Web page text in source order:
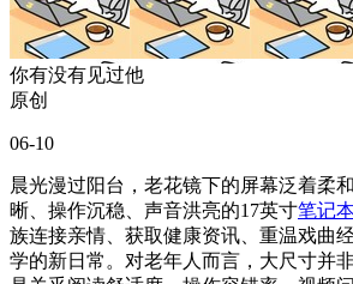
你有没有见过他
原创
06-10
晨光漫过阳台，老花镜下的屏幕泛着
晰、操作沉稳、声音洪亮的17英寸笔记
族连接亲情、获取健康资讯、重温戏曲
学的新日常。对老年人而言，大尺寸并